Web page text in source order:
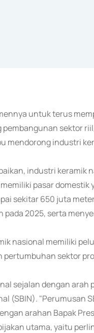
untuk terus
sektor
mendorong industri
industri keramik
pasar domestik
sekitar 650 juta
2025, serta
nasional memiliki
pertumbuhan sektor
sejalan dengan
(SBIN). "Perumusan
arahan Bapak
utama, yaitu